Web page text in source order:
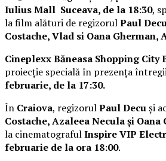
Iulius Mall Suceava, de la 18:30,
la film alături de regizorulPaul
Costache, Vlad si Oana Gherman,
Cineplexx Băneasa Shopping City
proiecție specială în prezența
februarie, de la 17:30.
În Craiova, regizorulPaul Decuși
Costache, Azaleea Necula și Oana
la cinematografulInspire VIP
februarie de la ora 18:00.